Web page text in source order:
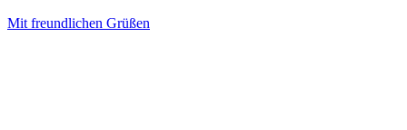
Mit freundlichen Grüßen